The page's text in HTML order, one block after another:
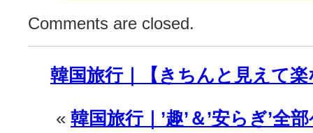
ビ
ー
は
Comments are closed.
韓国旅行｜【きちんと見えて
« 韓国旅行｜’趣’＆’安らぎ’